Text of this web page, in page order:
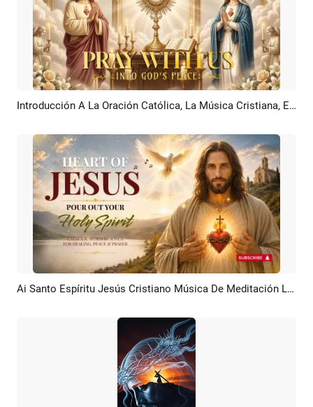
Previsualizar Personalizar Introducción A La Oración Católica, La Música Cristiana, El Jazz Y La Meditación Para Dormir
Previsualizar Personalizar Ai Santo Espíritu Jesús Cristiano Música De Meditación Lista De Reproducción Youtube Introducción